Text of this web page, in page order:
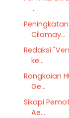
...
Cilamay...
Redaksi
ke...
Rangkaian
Ge...
Sikapi
Ae...